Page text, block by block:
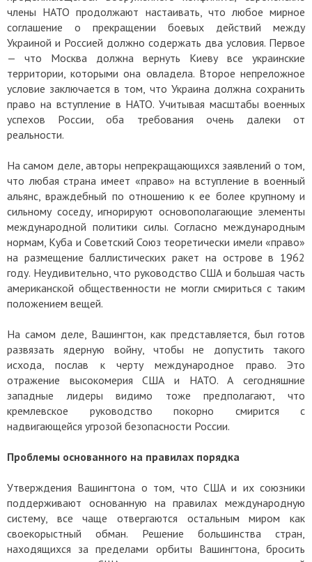
члены НАТО продолжают настаивать, что любое мирное
соглашение о прекращении боевых действий между
Украиной и Россией должно содержать два условия. Первое
— что Москва должна вернуть Киеву все украинские
территории, которыми она овладела. Второе непреложное
условие заключается в том, что Украина должна сохранить
право на вступление в НАТО. Учитывая масштабы военных
успехов России, оба требования очень далеки от
реальности.
На самом деле, авторы непрекращающихся заявлений о том,
что любая страна имеет «право» на вступление в военный
альянс, враждебный по отношению к ее более крупному и
сильному соседу, игнорируют основополагающие элементы
международной политики силы. Согласно международным
нормам, Куба и Советский Союз теоретически имели «право»
на размещение баллистических ракет на острове в 1962
году. Неудивительно, что руководство США и большая часть
американской общественности не могли смириться с таким
положением вещей.
На самом деле, Вашингтон, как представляется, был готов
развязать ядерную войну, чтобы не допустить такого
исхода, послав к черту международное право. Это
отражение высокомерия США и НАТО. А сегодняшние
западные лидеры видимо тоже предполагают, что
кремлевское руководство покорно смирится с
надвигающейся угрозой безопасности России.
Проблемы основанного на правилах порядка
Утверждения Вашингтона о том, что США и их союзники
поддерживают основанную на правилах международную
систему, все чаще отвергаются остальным миром как
своекорыстный обман. Решение большинства стран,
находящихся за пределами орбиты Вашингтона, бросить